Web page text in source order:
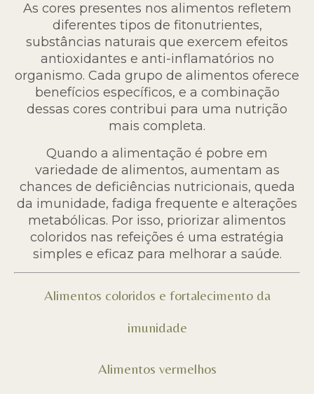
As cores presentes nos alimentos refletem
diferentes tipos de fitonutrientes,
substâncias naturais que exercem efeitos
antioxidantes e anti-inflamatórios no
organismo. Cada grupo de alimentos oferece
benefícios específicos, e a combinação
dessas cores contribui para uma nutrição
mais completa.
Quando a alimentação é pobre em
variedade de alimentos, aumentam as
chances de deficiências nutricionais, queda
da imunidade, fadiga frequente e alterações
metabólicas. Por isso, priorizar alimentos
coloridos nas refeições é uma estratégia
simples e eficaz para melhorar a saúde.
Alimentos coloridos e fortalecimento da
imunidade
Alimentos vermelhos